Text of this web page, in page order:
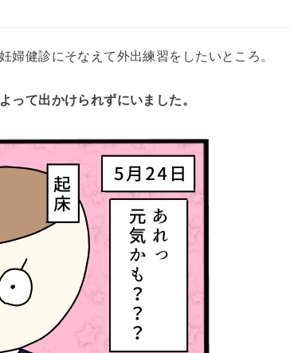
婦健診にそなえて外出練習をしたいところ。
って出かけられずにいました。